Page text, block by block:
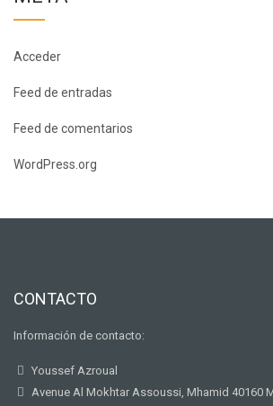
Acceder
Feed de entradas
Feed de comentarios
WordPress.org
CONTACTO
Información de contacto:
Youssef Azroual
Avenue Al Mokhtar Assoussi, Mhamid 40160